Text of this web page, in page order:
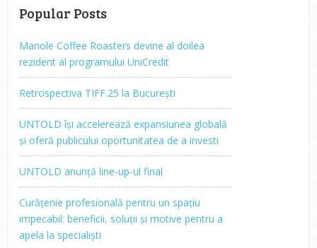
Popular Posts
Manole Coffee Roasters devine al doilea
rezident al programului UniCredit
Retrospectiva TIFF.25 la București
UNTOLD își accelerează expansiunea globală
și oferă publicului oportunitatea de a investi
UNTOLD anunță line-up-ul final
Curățenie profesională pentru un spațiu
impecabil: beneficii, soluții și motive pentru a
apela la specialiști